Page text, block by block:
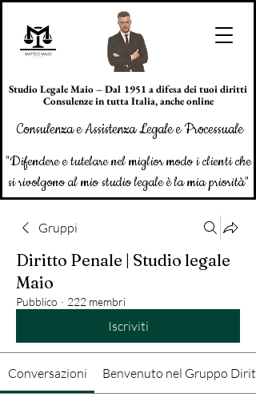
Studio Legale Maio – Dal 1951 a difesa dei tuoi diritti
Consulenze in tutta Italia, anche online
Consulenza e Assistenza Legale e Processuale
"Difendere e tutelare nel miglior modo i clienti che
si rivolgono al mio studio legale è la mia priorità"
Gruppi
Diritto Penale | Studio legale
Maio
Pubblico · 222 membri
Iscriviti
Conversazioni Benvenuto nel Gruppo